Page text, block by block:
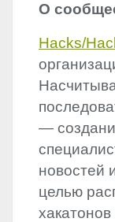
О
Hacks/
—
новостей
целью